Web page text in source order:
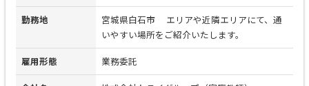
勤務地
宮城県白石市 エリアや近隣エリアにて、通
いやすい場所をご紹介いたします。
雇用形態 業務委託